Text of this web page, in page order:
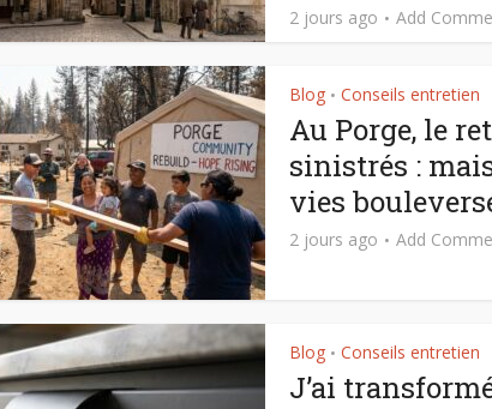
2 jours ago Add
Blog • Conseils entretien
Au Porge, le
sinistrés :
vies
2 jours ago Add
Blog • Conseils entretien
J’ai